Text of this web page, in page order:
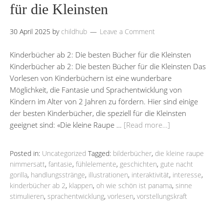
für die Kleinsten
30 April 2025 by childhub Leave a Comment
Kinderbücher ab 2: Die besten Bücher für die Kleinsten
Kinderbücher ab 2: Die besten Bücher für die Kleinsten Das
Vorlesen von Kinderbüchern ist eine wunderbare
Möglichkeit, die Fantasie und Sprachentwicklung von
Kindern im Alter von 2 Jahren zu fördern. Hier sind einige
der besten Kinderbücher, die speziell für die Kleinsten
geeignet sind: «Die kleine Raupe … [Read more…]
Posted in: Uncategorized Tagged: bilderbücher, die kleine raupe
nimmersatt, fantasie, fühlelemente, geschichten, gute nacht
gorilla, handlungsstränge, illustrationen, interaktivität, interesse,
kinderbücher ab 2, klappen, oh wie schön ist panama, sinne
stimulieren, sprachentwicklung, vorlesen, vorstellungskraft